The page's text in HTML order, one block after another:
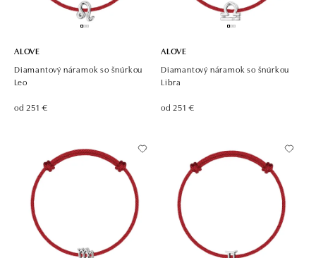
ALOVE
Diamantový náramok so šnúrkou
Leo
od 251 €
ALOVE
Diamantový náramok so šnúrkou
Libra
od 251 €